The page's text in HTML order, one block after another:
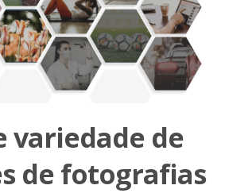
variedade de
de fotografias